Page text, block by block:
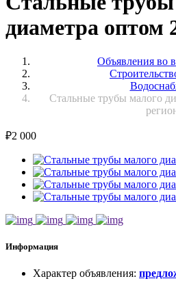
диаметра оптом
Объявления во
Стальные трубы малого
₽2 000
Информация
Характер объявления: